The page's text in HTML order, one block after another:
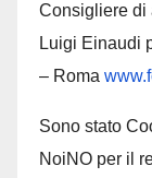
Consigliere di
Luigi Einaudi
– Roma
Sono stato
NoiNO per il